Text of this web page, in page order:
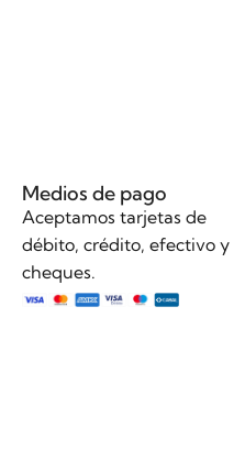
Medios de pago
Aceptamos tarjetas de
débito, crédito, efectivo y
cheques.